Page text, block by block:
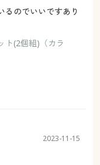
るのでいいですあり
ト(2個組)（カラ
2023-11-15